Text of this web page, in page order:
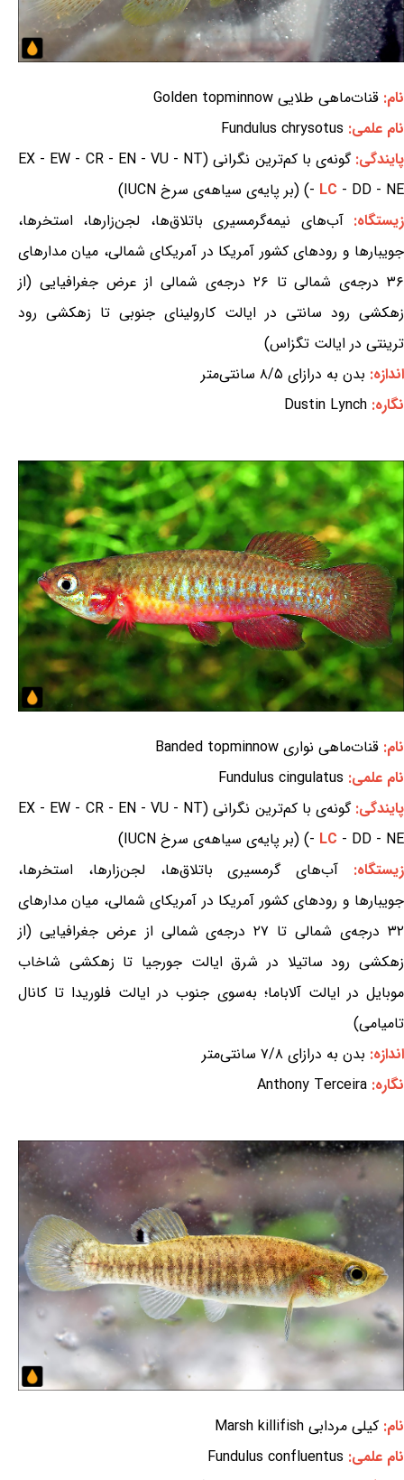
نام: قنات‌ماهی طلایی Golden topminnow
نام علمی: Fundulus chrysotus
پایندگی:
گونه‌ی با کم‌ترین نگرانی (EX - EW - CR - EN - VU - NT
- LC - DD - NE) (بر پایه‌ی سیاهه‌ی سرخ IUCN)
زیستگاه:آب‌های نیمه‌گرمسیری باتلاق‌ها، لجن‌زارها، استخرها،
جویبارها و رودهای کشور آمریکا در آمریکای شمالی، میان مدارهای
۳۶ درجه‌ی شمالی تا ۲۶ درجه‌ی شمالی از عرض جغرافیایی (از
زهکشی رود سانتی در ایالت کارولینای جنوبی تا زهکشی رود
ترینتی در ایالت تگزاس)
اندازه: بدن به درازای ۸/۵ سانتی‌متر
نگاره: Dustin Lynch
نام: قنات‌ماهی نواری Banded topminnow
نام علمی: Fundulus cingulatus
پایندگی:
گونه‌ی با کم‌ترین نگرانی (EX - EW - CR - EN - VU - NT
- LC - DD - NE) (بر پایه‌ی سیاهه‌ی سرخ IUCN)
زیستگاه: آب‌های گرمسیری باتلاق‌ها، لجن‌زارها، استخرها،
جویبارها و رودهای کشور آمریکا در آمریکای شمالی، میان مدارهای
۳۲ درجه‌ی شمالی تا ۲۷ درجه‌ی شمالی از عرض جغرافیایی (از
زهکشی رود ساتیلا در شرق ایالت جورجیا تا زهکشی شاخاب
موبایل در ایالت آلاباما؛ به‌سوی جنوب در ایالت فلوریدا تا کانال
تامیامی)
اندازه: بدن به درازای ۷/۸ سانتی‌متر
نگاره: Anthony Terceira
نام: کیلی مردابی Marsh killifish
نام علمی: Fundulus confluentus